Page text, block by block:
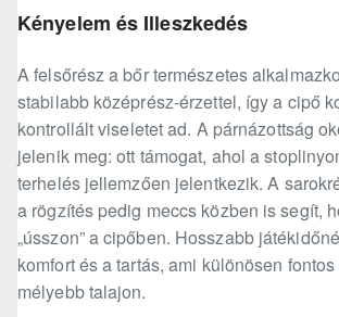
Kényelem és Illeszkedés
A felsőrész a bőr természetes
stabilabb középrész-érzettel, így a cipő
kontrollált viseletet ad. A párnázottság
jelenik meg: ott támogat, ahol a
terhelés jellemzően jelentkezik. A
a rögzítés pedig meccs közben is segít,
„ússzon” a cipőben. Hosszabb
komfort és a tartás, ami különösen
mélyebb talajon.